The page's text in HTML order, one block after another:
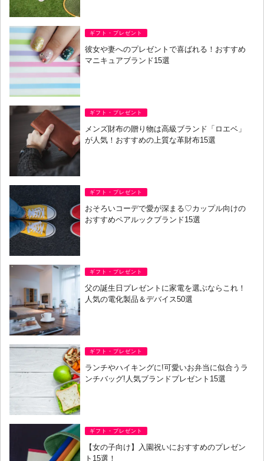
ギフト・プレゼント
彼女や妻へのプレゼントで喜ばれる！おすすめ
マニキュアブランド15選
ギフト・プレゼント
メンズ財布の贈り物は高級ブランド「ロエベ」
が人気！おすすめの上質な革財布15選
ギフト・プレゼント
おそろいコーデで愛が深まる♡カップル向けの
おすすめペアルックブランド15選
ギフト・プレゼント
父の誕生日プレゼントに家電を選ぶならこれ！
人気の電化製品＆デバイス50選
ギフト・プレゼント
ランチやハイキングに!可愛いお弁当に似合うラ
ンチバッグ!人気ブランドプレゼント15選
ギフト・プレゼント
【女の子向け】入園祝いにおすすめのプレゼン
ト15選！